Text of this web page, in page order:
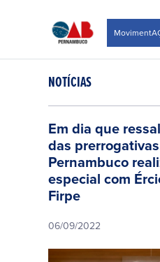
NOTÍCIAS
Em dia que
das
Pernambuco
especial com
Firpe
06/09/2022